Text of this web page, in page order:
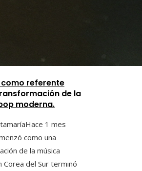
como referente
de la
moderna.
Hace 1 mes
como una
de la música
Corea del Sur terminó